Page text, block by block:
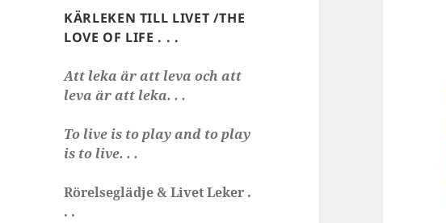
KÄRLEKEN TILL LIVET /THE
LOVE OF LIFE . . .
Att leka är att leva och att
leva är att leka. . .
To live is to play and to play
is to live. . .
Rörelseglädje & Livet Leker .
. .